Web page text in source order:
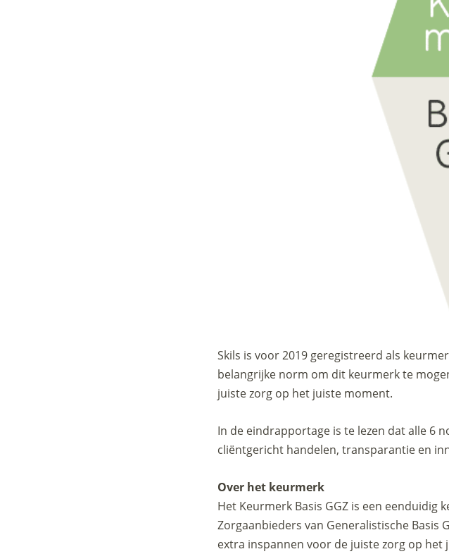
Skils is voor 2019 geregistreerd als
belangrijke norm om dit keurmerk te
juiste zorg op het juiste moment.
In de eindrapportage is te lezen dat alle 6
cliëntgericht handelen, transparantie en
Over het keurmerk
Het Keurmerk Basis GGZ is een eenduidig
Zorgaanbieders van Generalistische Basis
extra inspannen voor de juiste zorg op